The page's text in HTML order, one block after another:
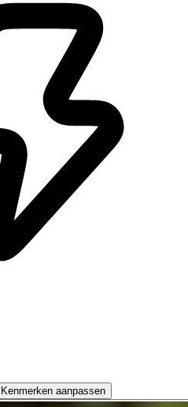
Kenmerken aanpassen